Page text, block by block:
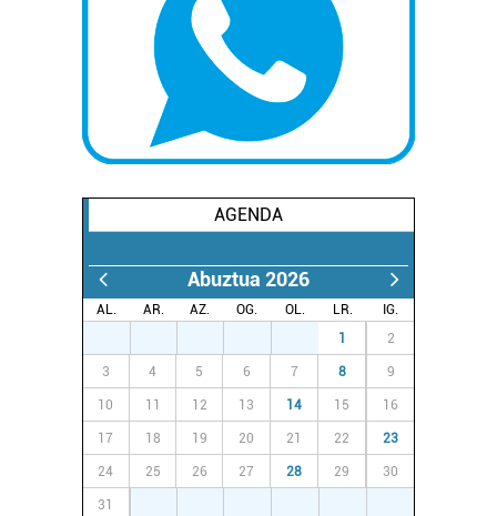
AGENDA
Abuztua 2026
AL. AR. AZ. OG. OL. LR.
IG.
1 2
3 4 5 6 7 8 9
10 11 12 13 14 15 16
17 18 19 20 21 22 23
24 25 26 27 28 29 30
31